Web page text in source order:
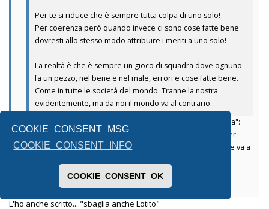
COOKIE_CONSENT_MSG
COOKIE_CONSENT_INFO
COOKIE_CONSENT_OK
Per te si riduce che è sempre tutta colpa di uno solo!
Per coerenza però quando invece ci sono cose fatte bene
dovresti allo stesso modo attribuire i meriti a uno solo!
La realtà è che è sempre un gioco di squadra dove ognuno
fa un pezzo, nel bene e nel male, errori e cose fatte bene.
Come in tutte le società del mondo. Tranne la nostra
evidentemente, ma da noi il mondo va al contrario.
Non hai capito. Il punto non è che per me "è sempre colpa sua":
non lho detto e neanche lo penso. Il punto è che, per lui (e per
molti come te), NON È MAI colpa sua. Neanche quando la nave va a
Inviato dal mio SM-A336B utilizzando Tapatalk
L'ho anche scritto...."sbaglia anche Lotito"